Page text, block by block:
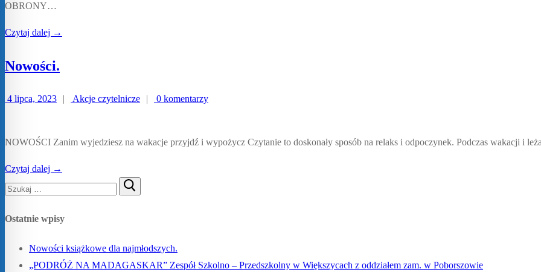
OBRONY…
Czytaj dalej →
Nowości.
4 lipca, 2023 | Akcje czytelnicze | 0 komentarzy
NOWOŚCI Zanim wyjedziesz na wakacje przyjdź i wypożycz Czytanie to doskonały sposób na relaks i odpoczynek. Podczas wakacji i
Czytaj dalej →
Ostatnie wpisy
Nowości książkowe dla najmłodszych.
„PODRÓŻ NA MADAGASKAR” Zespół Szkolno – Przedszkolny w Większycach z oddziałem zam. w Poborszowie